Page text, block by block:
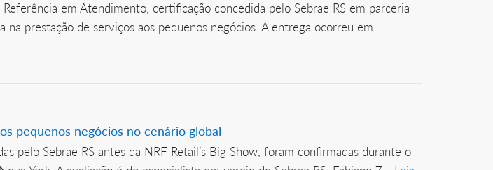
em Atendimento, certificação concedida pelo Sebrae RS em parceria
prestação de serviços aos pequenos negócios. A entrega ocorreu em
pequenos negócios no cenário global
Sebrae RS antes da NRF Retail’s Big Show, foram confirmadas durante o